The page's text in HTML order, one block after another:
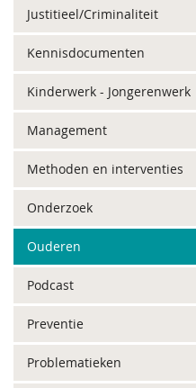
Justitieel/Criminaliteit
Kennisdocumenten
Kinderwerk - Jongerenwerk
Management
Methoden en interventies
Onderzoek
Ouderen
Podcast
Preventie
Problematieken